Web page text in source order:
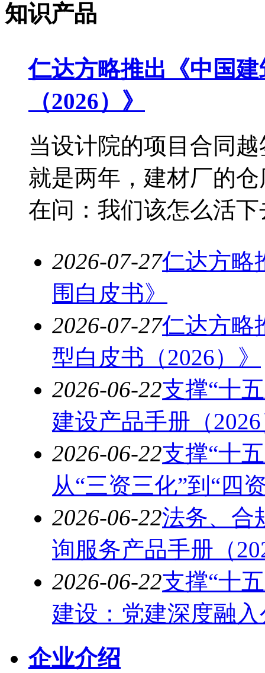
知识产品
仁达方略推出《中国
（2026）》
当设计院的项目合同
就是两年，建材厂的
在问：我们该怎么活
2026-07-27仁达方略
围白皮书》
2026-07-27仁达方略
型白皮书（2026）》
2026-06-22支撑“十
建设产品手册（
2026-06-22支撑“十
从“三资三化”到“四
2026-06-22法务、合
询服务产品手册（
2026-06-22支撑“十
建设：党建深度融
企业介绍